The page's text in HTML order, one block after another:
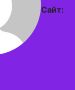
Сайт: